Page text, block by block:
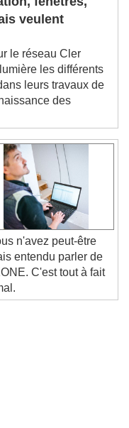
will cancel
fenêtres,
veulent
le réseau Cler
les différents
leurs travaux de
des
n'avez peut-être
entendu parler de
C'est tout à fait